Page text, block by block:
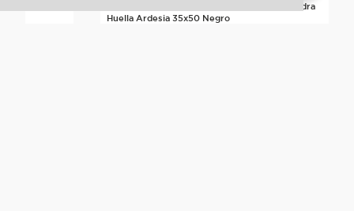
Concreto Arquitectónico Para Piso Estilo Piedra
Huella Ardesia 35x50 Negro